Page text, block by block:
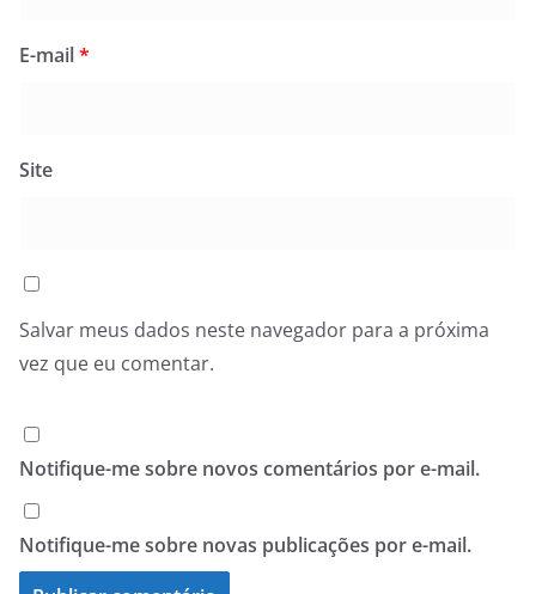
E-mail*
Site
Salvar meus dados neste navegador para a próxima
vez que eu comentar.
Notifique-me sobre novos comentários por e-mail.
Notifique-me sobre novas publicações por e-mail.